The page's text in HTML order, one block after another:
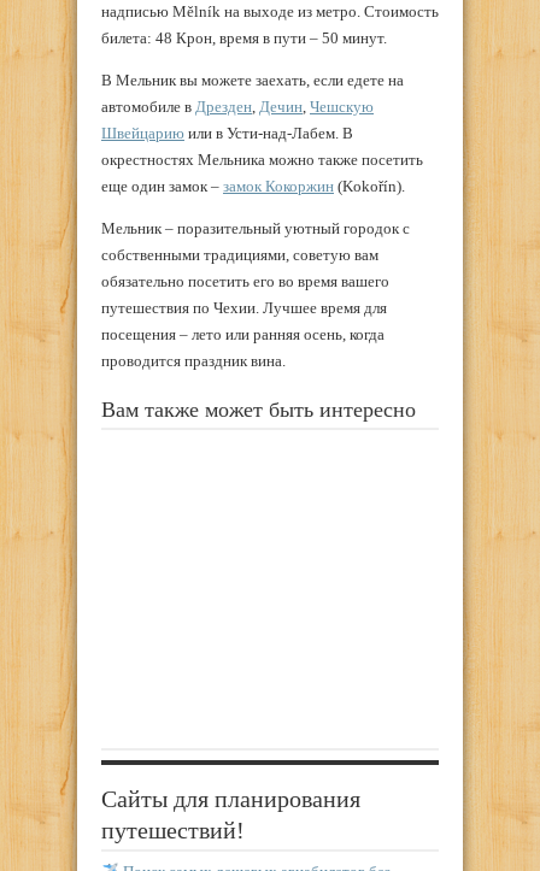
надписью Mělník на выходе из метро. Стоимость
билета: 48 Крон, время в пути – 50 минут.
В Мельник вы можете заехать, если едете на
автомобиле в Дрезден Дечин Чешскую
Швейцарию или в Усти-над-Лабем. В
окрестностях Мельника можно также посетить
еще один замок – замок Кокоржин (Kokořín).
Мельник – поразительный уютный городок с
собственными традициями, советую вам
обязательно посетить его во время вашего
путешествия по Чехии. Лучшее время для
посещения – лето или ранняя осень, когда
проводится праздник вина.
Вам также может быть интересно
Сайты для планирования
путешествий!